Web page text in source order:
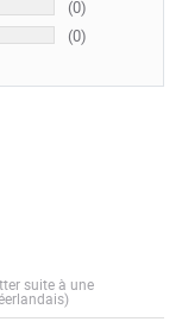
(0)
(0)
suite à une